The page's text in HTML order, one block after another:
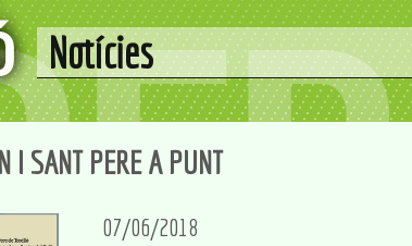
Notícies
I SANT PERE A PUNT
07/06/2018